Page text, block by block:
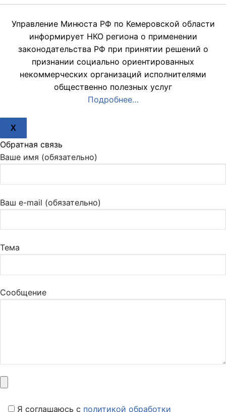
Управление Минюста РФ по Кемеровской области
информирует НКО региона о применении
законодательства РФ при принятии решений о
признании социально ориентированных
некоммерческих организаций исполнителями
общественно полезных услуг
Подробнее…
X
Обратная связь
Ваше имя (обязательно)
Ваш e-mail (обязательно)
Тема
Сообщение
Я соглашаюсь c политикой обработки